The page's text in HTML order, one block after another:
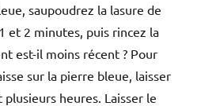
saupoudrez la lasure de
et 2 minutes, puis rincez la
est-il moins récent ? Pour
sur la pierre bleue, laisser
heures. Laisser le